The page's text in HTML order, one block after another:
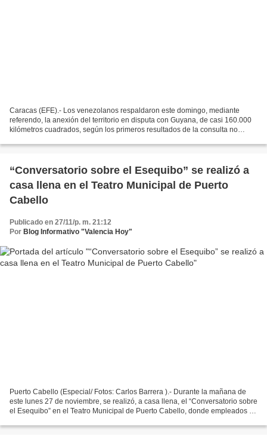
Caracas (EFE).- Los venezolanos respaldaron este domingo, mediante
referendo, la anexión del territorio en disputa con Guyana, de casi 160.000
kilómetros cuadrados, según los primeros resultados de la consulta no
“Conversatorio sobre el Esequibo” se realizó a
casa llena en el Teatro Municipal de Puerto
Cabello
Publicado en 27/11/p. m. 21:12
Por Blog Informativo "Valencia Hoy"
Puerto Cabello (Especial/ Fotos: Carlos Barrera ).- Durante la mañana de
este lunes 27 de noviembre, se realizó, a casa llena, el “Conversatorio sobre
el Esequibo” en el Teatro Municipal de Puerto Cabello, donde empleados de